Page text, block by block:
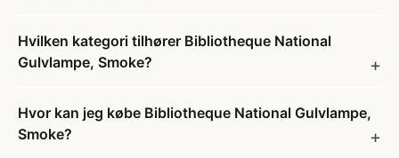
Hvilken kategori tilhører Bibliotheque National
Gulvlampe, Smoke?
Hvor kan jeg købe Bibliotheque National Gulvlampe,
Smoke?